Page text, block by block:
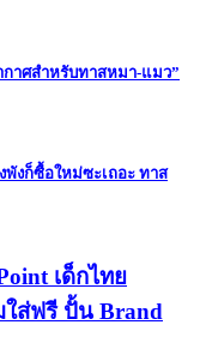
าศสำหรับทาสหมา-แมว”
พังก็ซื้อใหม่ซะเถอะ ทาส
เด็กไทย
ใส่ฟรี ปั้น Brand